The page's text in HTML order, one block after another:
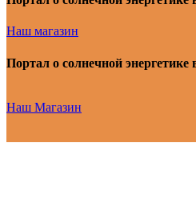
Наш магазин
Портал о солнечной
Наш Магазин